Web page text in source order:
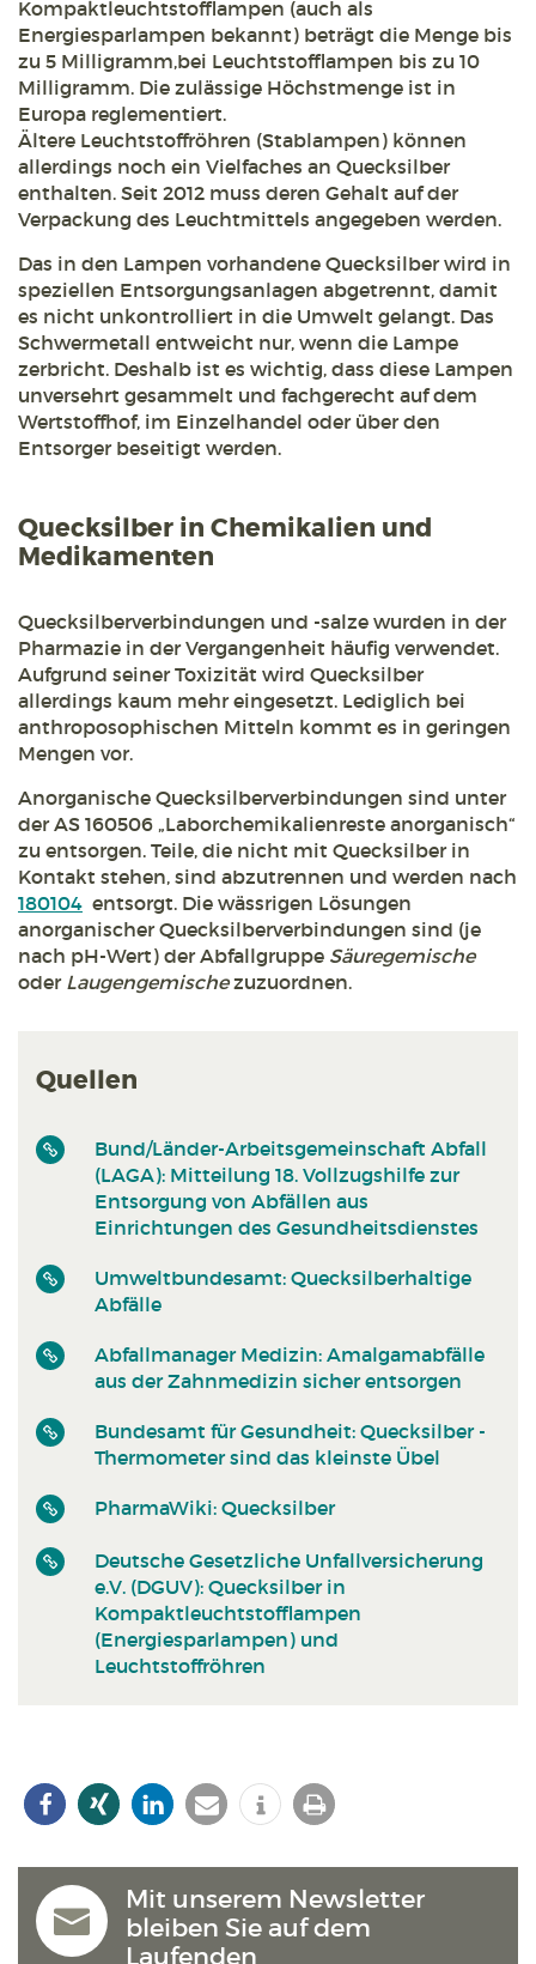
Kompaktleuchtstofflampen (auch als
Energiesparlampen bekannt) beträgt die Menge bis
zu 5 Milligramm,bei Leuchtstofflampen bis zu 10
Milligramm. Die zulässige Höchstmenge ist in
Europa reglementiert.
Ältere Leuchtstoffröhren (Stablampen) können
allerdings noch ein Vielfaches an Quecksilber
enthalten. Seit 2012 muss deren Gehalt auf der
Verpackung des Leuchtmittels angegeben werden.
Das in den Lampen vorhandene Quecksilber wird in
speziellen Entsorgungsanlagen abgetrennt, damit
es nicht unkontrolliert in die Umwelt gelangt. Das
Schwermetall entweicht nur, wenn die Lampe
zerbricht. Deshalb ist es wichtig, dass diese Lampen
unversehrt gesammelt und fachgerecht auf dem
Wertstoffhof, im Einzelhandel oder über den
Entsorger beseitigt werden.
Quecksilber in Chemikalien und
Medikamenten
Quecksilberverbindungen und -salze wurden in der
Pharmazie in der Vergangenheit häufig verwendet.
Aufgrund seiner Toxizität wird Quecksilber
allerdings kaum mehr eingesetzt. Lediglich bei
anthroposophischen Mitteln kommt es in geringen
Mengen vor.
Anorganische Quecksilberverbindungen sind unter
der AS 160506 „Laborchemikalienreste anorganisch“
zu entsorgen. Teile, die nicht mit Quecksilber in
Kontakt stehen, sind abzutrennen und werden nach
180104 entsorgt. Die wässrigen Lösungen
anorganischer Quecksilberverbindungen sind (je
nach pH-Wert) der Abfallgruppe Säuregemische
oder Laugengemischezuzuordnen.
Quellen
Bund/Länder-Arbeitsgemeinschaft Abfall
(LAGA): Mitteilung 18. Vollzugshilfe zur
Entsorgung von Abfällen aus
Einrichtungen des Gesundheitsdienstes
Umweltbundesamt: Quecksilberhaltige
Abfälle
Abfallmanager Medizin: Amalgamabfälle
aus der Zahnmedizin sicher entsorgen
Bundesamt für Gesundheit: Quecksilber -
Thermometer sind das kleinste Übel
PharmaWiki: Quecksilber
Deutsche Gesetzliche Unfallversicherung
e.V. (DGUV): Quecksilber in
Kompaktleuchtstofflampen
(Energiesparlampen) und
Leuchtstoffröhren
Mit unserem Newsletter
bleiben Sie auf dem
Laufenden